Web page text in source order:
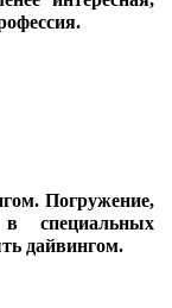
Погружение,
специальных
дайвингом.